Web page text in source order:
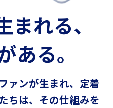
まれる、
ある。
ァンが生まれ、定着
ちは、その仕組みを